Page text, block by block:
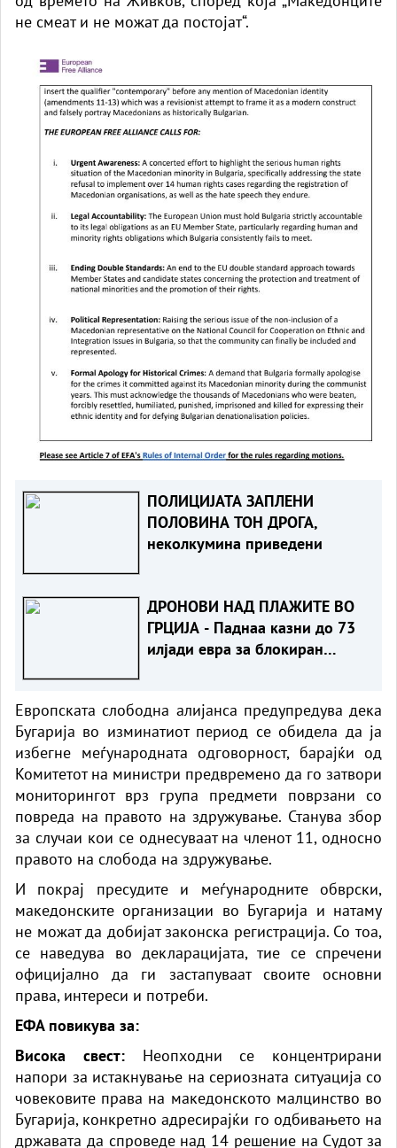
не смеат и не можат да постојат“.
ПОЛИЦИЈАТА ЗАПЛЕНИ
ПОЛОВИНА ТОН ДРОГА,
неколкумина приведени
ДРОНОВИ НАД ПЛАЖИТЕ ВО
ГРЦИЈА - Паднаа казни до 73
илјади евра за блокиран
Европската слободна алијанса предупредува дека
Бугарија во изминатиот период се обидела да ја
избегне меѓународната одговорност, барајќи од
Комитетот на министри предвремено да го затвори
мониторингот врз група предмети поврзани со
повреда на правото на здружување. Станува збор
за случаи кои се однесуваат на членот 11, односно
правото на слобода на здружување.
И покрај пресудите и меѓународните обврски,
македонските организации во Бугарија и натаму
не можат да добијат законска регистрација. Со тоа,
се наведува во декларацијата, тие се спречени
официјално да ги застапуваат своите основни
права, интереси и потреби.
ЕФА повикува за:
Висока свест:Неопходни се концентрирани
напори за истакнување на сериозната ситуација со
човековите права на македонското малцинство во
Бугарија, конкретно адресирајќи го одбивањето на
државата да спроведе над 14 решение на Судот за